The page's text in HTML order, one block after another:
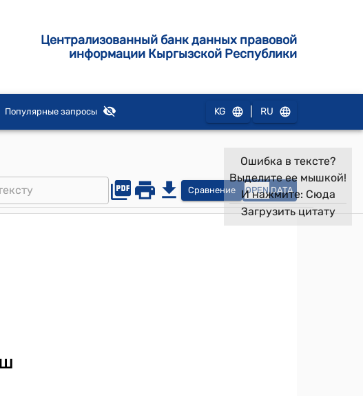
Централизованный банк данных правовой
информации Кыргызской Республики
Популярные запросы KG RU
Сравнение OPEN DATA
Ошибка в тексте?
Выделите ее мышкой!
И нажмите: Сюда
Загрузить цитату